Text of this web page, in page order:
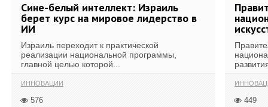
Сине-белый интеллект: Израиль
берет курс на мировое лидерство в
ИИ
Израиль переходит к практической
реализации национальной программы,
главной целью которой...
ИННОВАЦИИ
576 449